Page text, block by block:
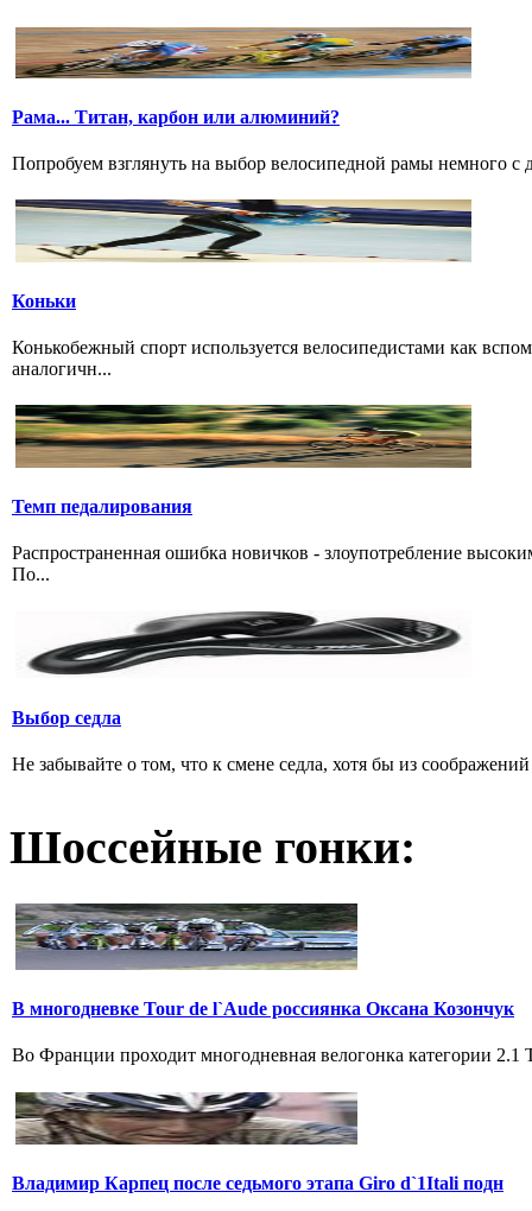
Рама... Титан, карбон или алюминий?
Попробуем взглянуть на выбор велосипедной рамы немного с
Коньки
Конькобежный спорт используется велосипедистами как
аналогичн...
Темп педалирования
Распространенная ошибка новичков - злоупотребление
По...
Выбор седла
Не забывайте о том, что к смене седла, хотя бы из
Шоссейные гонки:
В многодневке Tour de l`Aude россиянка Оксана Козончук
Во Франции проходит многодневная велогонка категории
Владимир Карпец после седьмого этапа Giro d`1Itali подн